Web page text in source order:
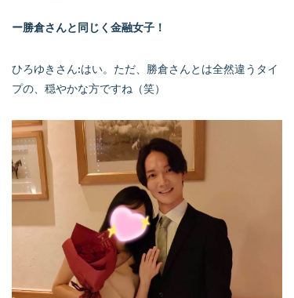
ー勝倉さんと同じく金融女子！
ひろゆきさん:はい。ただ、勝倉さんとは全然違うタイ
プの、穏やかな方ですね（笑）